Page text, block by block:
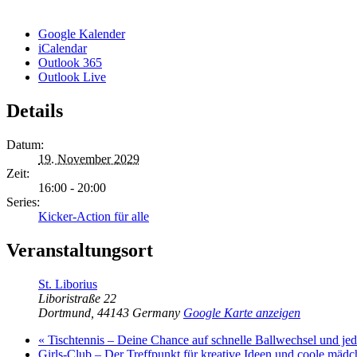
Google Kalender
iCalendar
Outlook 365
Outlook Live
Details
Datum:
19. November 2029
Zeit:
16:00 - 20:00
Series:
Kicker-Action für alle
Veranstaltungsort
St. Liborius
Liboristraße 22
Dortmund 44143 Germany Google Karte anzeigen
« Tischtennis – Deine Chance auf schnelle Ballwechsel und
Girls-Club – Der Treffpunkt für kreative Ideen und coole